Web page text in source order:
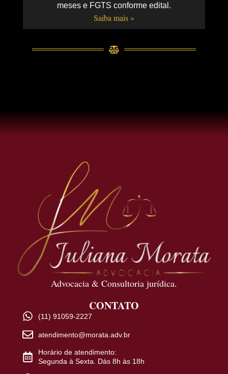
meses e FGTS conforme edital.
Saiba mais »
Advocacia & Consultoria jurídica.
CONTATO
(11) 91059-2227
atendimento@morata.adv.br
Horário de atendimento:
Segunda à Sexta. Dás 8h às 18h